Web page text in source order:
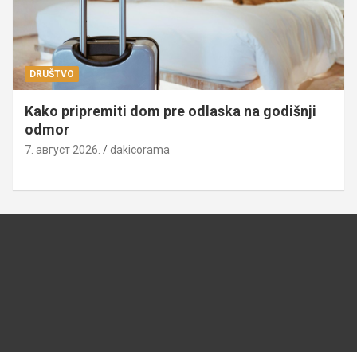
DRUŠTVO
Kako pripremiti dom pre odlaska na godišnji
odmor
7. август 2026. dakicorama